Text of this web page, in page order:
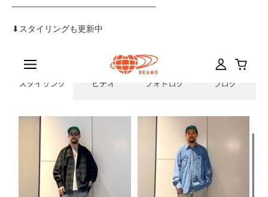
⬇︎スタイリングも更新中